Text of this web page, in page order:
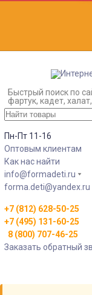
Быстрый поиск по
фартук, кадет,
Пн-Пт 11-16
Оптовым клиентам
Как нас найти
info@formadeti.ru
forma.deti@yandex.ru
+7 (812) 628-50-25
+7 (495) 131-60-25
8 (800) 707-46-25
Заказать обратный